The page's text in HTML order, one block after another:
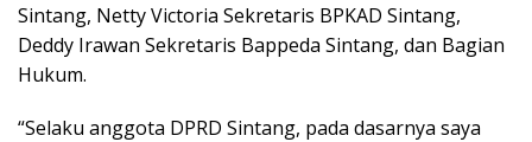
Sintang, Netty Victoria Sekretaris BPKAD Sintang,
Deddy Irawan Sekretaris Bappeda Sintang, dan Bagian
Hukum.
“Selaku anggota DPRD Sintang, pada dasarnya saya